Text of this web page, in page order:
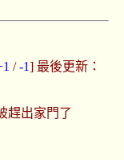
/-1] 最後更新：
趕出家門了